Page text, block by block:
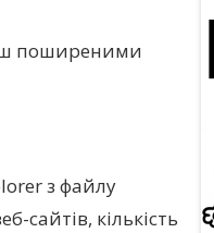
поширеними
з файлу
сайтів, кількість